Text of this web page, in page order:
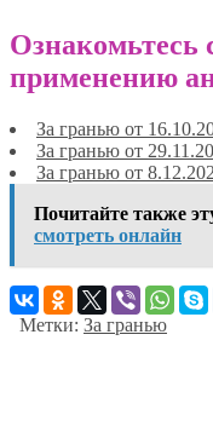
Ознакомьтесь
применению
За гранью от
За гранью от
За гранью от
Почитайте также
смотреть онлайн
Метки: За гранью